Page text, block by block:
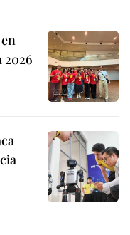
2026